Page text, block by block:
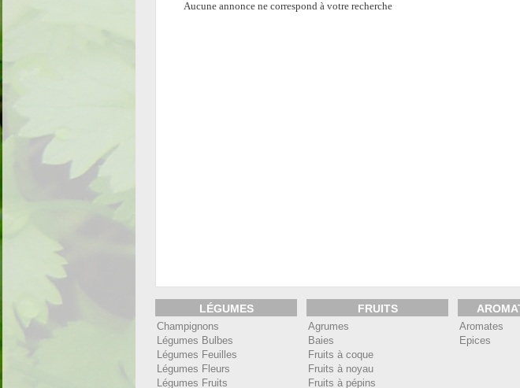
Aucune annonce ne correspond à votre recherche
LÉGUMES
Champignons
Légumes Bulbes
Légumes Feuilles
Légumes Fleurs
Légumes Fruits
FRUITS
Agrumes
Baies
Fruits à coque
Fruits à noyau
Fruits à pépins
Aromates
Epices